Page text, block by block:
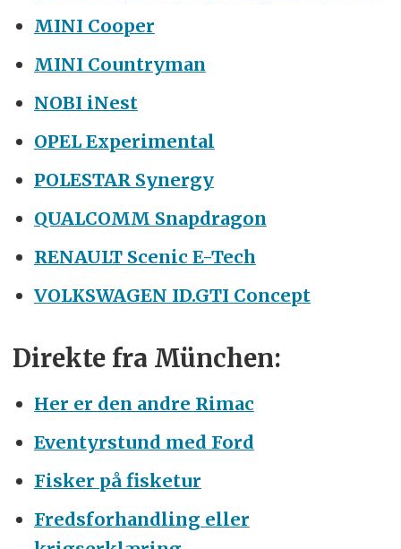
MINI Cooper
MINI Countryman
NOBI iNest
OPEL Experimental
POLESTAR Synergy
QUALCOMM Snapdragon
RENAULT Scenic E-Tech
VOLKSWAGEN ID.GTI Concept
Direkte fra München:
Her er den andre Rimac
Eventyrstund med Ford
Fisker på fisketur
Fredsforhandling eller